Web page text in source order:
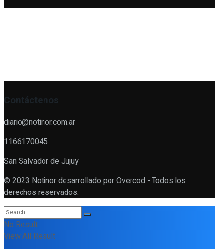
Contáctenos
diario@notinor.com.ar
1166170045
San Salvador de Jujuy
© 2023 Notinordesarrollado porOvercod - Todos los
derechos reservados.
No Result
View All Result